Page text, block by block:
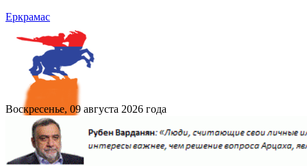
Еркрамас
Воскресенье, 09 августа 2026 года